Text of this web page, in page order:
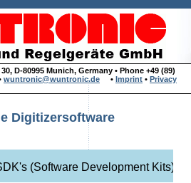
D-80995 Munich, Germany • Phone +49 (89)
wuntronic@wuntronic.de • Imprint • Privacy
Digitizersoftware
(Software Development Kits)